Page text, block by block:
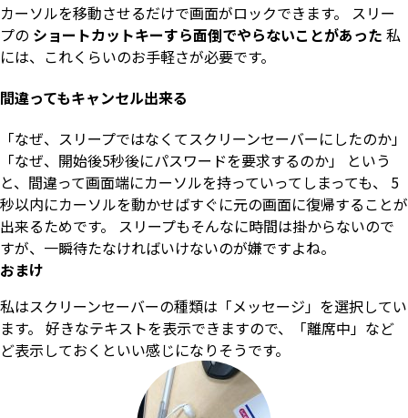
カーソルを移動させるだけで画面がロックできます。 スリー
プの ショートカットキーすら面倒でやらないことがあった 私
には、これくらいのお手軽さが必要です。
間違ってもキャンセル出来る
「なぜ、スリープではなくてスクリーンセーバーにしたのか」
「なぜ、開始後5秒後にパスワードを要求するのか」 という
と、間違って画面端にカーソルを持っていってしまっても、 5
秒以内にカーソルを動かせばすぐに元の画面に復帰することが
出来るためです。 スリープもそんなに時間は掛からないので
すが、一瞬待たなければいけないのが嫌ですよね。
おまけ
私はスクリーンセーバーの種類は「メッセージ」を選択してい
ます。 好きなテキストを表示できますので、「離席中」など
ど表示しておくといい感じになりそうです。